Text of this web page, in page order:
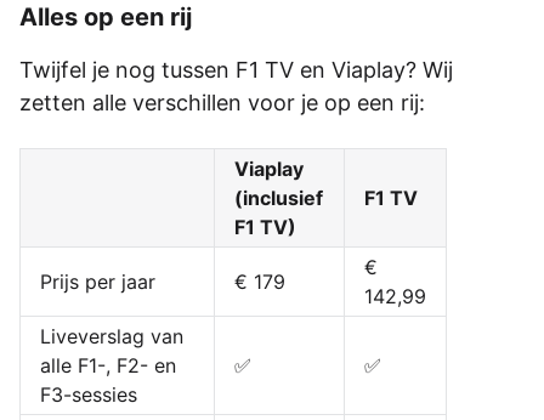
Alles op een rij
Twijfel je nog tussen F1 TV en Viaplay? Wij
zetten alle verschillen voor je op een rij:
Viaplay
(inclusief
F1 TV)
F1 TV
Prijs per jaar € 179
€
142,99
Liveverslag van
alle F1-, F2- en
F3-sessies
✅ ✅